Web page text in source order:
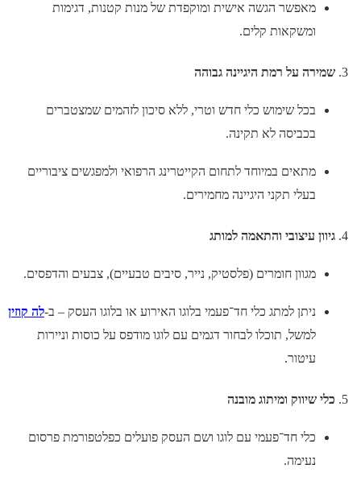
מאפשר הגשה אישית ומוקפדת של מנות קטנות, דגימות
ומשקאות קלים.
שמירה על רמת היגיינה גבוהה
בכל שימוש כלי חדש וטרי, ללא סיכון לזהמים שמצטברים
בכביסה לא תקינה.
מתאים במיוחד לתחום הקייטרינג הרפואי ולמפגשים ציבוריים
בעלי תקני היגיינה מחמירים.
גיוון עיצובי והתאמה למותג
מגוון חומרים (פלסטיק, נייר, סיבים טבעיים), צבעים והדפסים.
ניתן למתג כלי חד־פעמי בלוגו האירוע או בלוגו העסק – ב-לה קוזין
למשל, תוכלו לבחור דגמים עם לוגו מודפס על כוסות וניירות
עיטור.
כלי שיווק ומיתוג מובנה
כלי חד־פעמי עם לוגו ושם העסק פועלים כפלטפורמת פרסום
נעימה.